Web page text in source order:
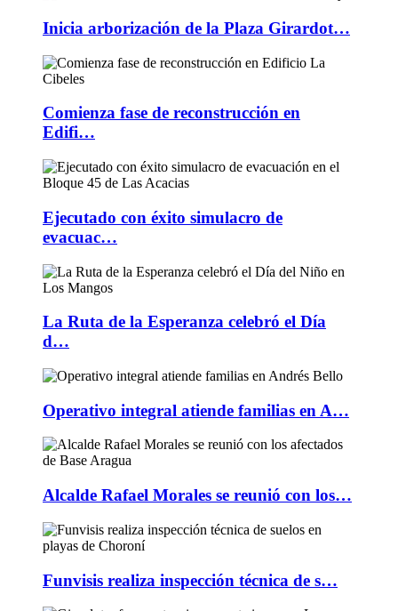
Inicia arborización de la Plaza Girardot…
Comienza fase de reconstrucción en
Edifi…
Ejecutado con éxito simulacro de
evacuac…
La Ruta de la Esperanza celebró el Día
d…
Operativo integral atiende familias en A…
Alcalde Rafael Morales se reunió con los…
Funvisis realiza inspección técnica de s…